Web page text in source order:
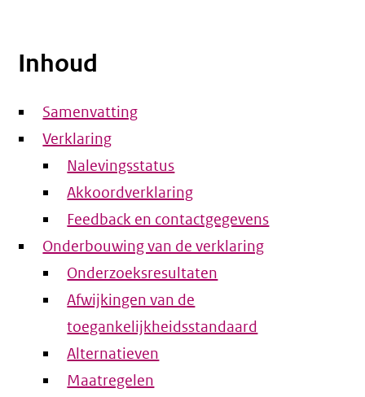
Inhoud
Samenvatting
Verklaring
Nalevingsstatus
Akkoordverklaring
Feedback en contactgegevens
Onderbouwing van de verklaring
Onderzoeksresultaten
Afwijkingen van de
toegankelijkheidsstandaard
Alternatieven
Maatregelen